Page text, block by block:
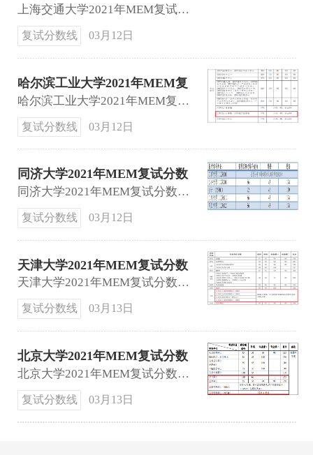
基本分数线公布
上海交通大学2021年MEM复试基本分数线：190 60 100。
复试分数线 03月12日
哈尔滨工业大学2021年MEM复
试线
哈尔滨工业大学2021年MEM复试线：174 43 86。
复试分数线 03月12日
同济大学2021年MEM复试分数
线公布
同济大学2021年MEM复试分数线公布：174 43 86。
复试分数线 03月12日
天津大学2021年MEM复试分数
线
天津大学2021年MEM复试分数线：174 43 86。
复试分数线 03月13日
北京大学2021年MEM复试分数
线
北京大学2021年MEM复试分数线：174 43 86。
复试分数线 03月13日